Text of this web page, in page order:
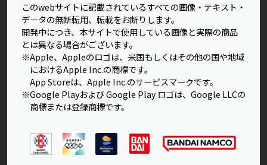
このwebサイトに記載されているすべての画像・テキスト・
データの無断転用、転載をお断りします。
開発中につき、本サイトで使用している画像と実際の商品
とは異なる場合がございます。
※Apple、Appleのロゴは、米国もしくはその他の国や地域
におけるApple Inc.の商標です。
App Storeは、Apple Inc.のサービスマークです。
※Google Playおよび Google Play ロゴは、Google LLCの
商標または登録商標です。